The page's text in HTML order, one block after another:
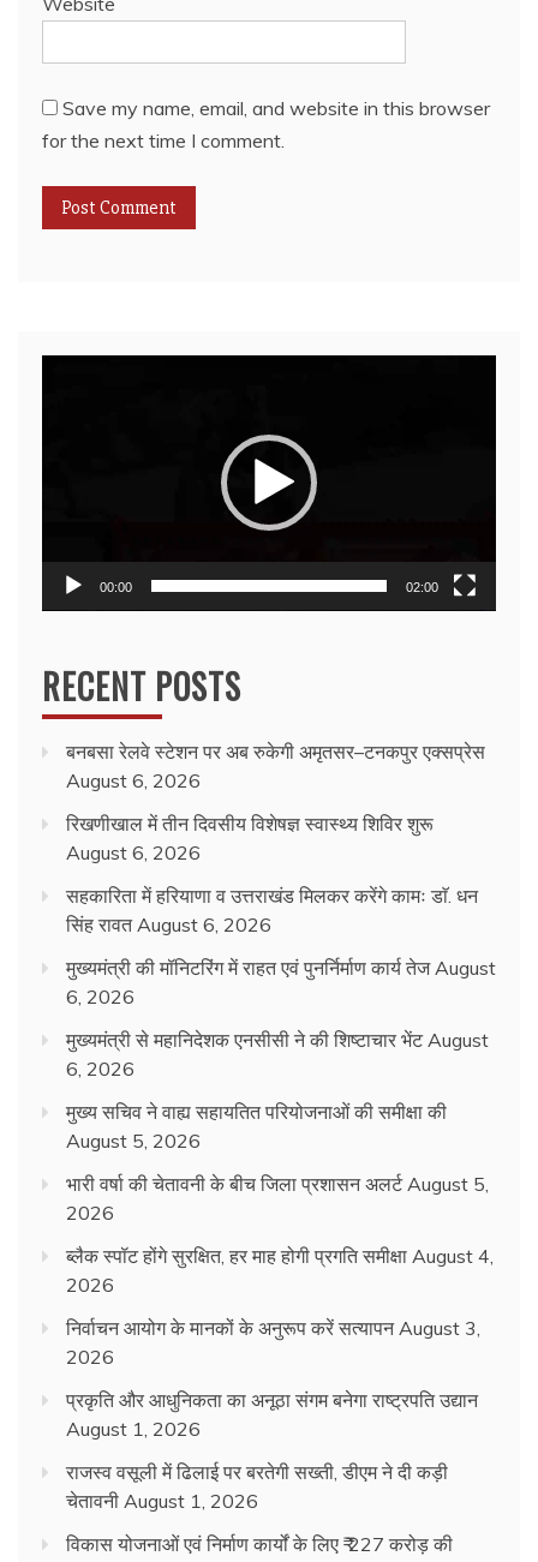
Save my name, email, and website in this browser
for the next time I comment.
00:00 02:00
RECENT POSTS
बनबसा रेलवे स्टेशन पर अब रुकेगी अमृतसर–टनकपुर एक्सप्रेस
August 6, 2026
रिखणीखाल में तीन दिवसीय विशेषज्ञ स्वास्थ्य शिविर शुरू
August 6, 2026
सहकारिता में हरियाणा व उत्तराखंड मिलकर करेंगे कामः डाॅ. धन
सिंह रावत August 6, 2026
मुख्यमंत्री की मॉनिटरिंग में राहत एवं पुनर्निर्माण कार्य तेज August
6, 2026
मुख्यमंत्री से महानिदेशक एनसीसी ने की शिष्टाचार भेंट August
6, 2026
मुख्य सचिव ने वाह्य सहायतित परियोजनाओं की समीक्षा की
August 5, 2026
भारी वर्षा की चेतावनी के बीच जिला प्रशासन अलर्ट August 5,
2026
ब्लैक स्पॉट होंगे सुरक्षित, हर माह होगी प्रगति समीक्षा August 4,
2026
निर्वाचन आयोग के मानकों के अनुरूप करें सत्यापन August 3,
2026
प्रकृति और आधुनिकता का अनूठा संगम बनेगा राष्ट्रपति उद्यान
August 1, 2026
राजस्व वसूली में ढिलाई पर बरतेगी सख्ती, डीएम ने दी कड़ी
चेतावनी August 1, 2026
विकास योजनाओं एवं निर्माण कार्यों के लिए ₹ 227 करोड़ की